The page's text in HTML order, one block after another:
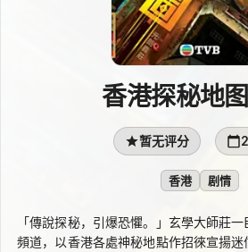
香港探秘地
暂无评分
香港 剧情
「傳說探秘，引爆恐懼。」玄學大師莊
頻道，以香港各處神秘地點作招徠宣揚